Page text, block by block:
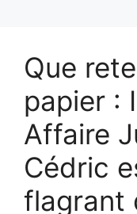
Que
papier :
Affaire
Cédric
flagrant